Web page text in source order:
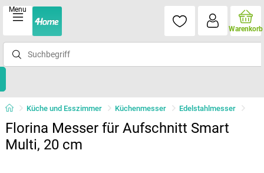
Menu
Warenkorb
Küche und Esszimmer Küchenmesser Edelstahlmesser
Florina Messer für Aufschnitt Smart
Multi, 20 cm